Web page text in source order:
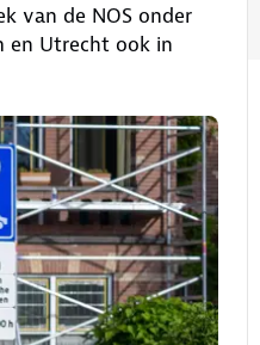
van de NOS onder
en Utrecht ook in